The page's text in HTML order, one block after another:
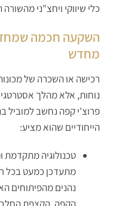
כלי שיווקי ויחצ"ני
השקעה חכמה
מחדש
רכישה או השכרה של
נוחות, אלא מהלך
פרוצ'י קפה נחשב למוביל
הייחודיים שהוא מציע:
טכנולוגיה
מתעדכן כמעט בכל
נהנים מהפיתוחים